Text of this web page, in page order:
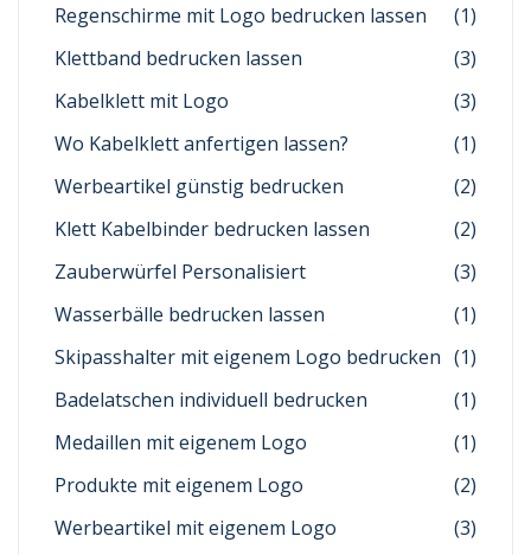
Regenschirme mit Logo bedrucken lassen
(1)
Klettband bedrucken lassen
(3)
Kabelklett mit Logo
(3)
Wo Kabelklett anfertigen lassen?
(1)
Werbeartikel günstig bedrucken
(2)
Klett Kabelbinder bedrucken lassen
(2)
Zauberwürfel Personalisiert
(3)
Wasserbälle bedrucken lassen
(1)
Skipasshalter mit eigenem Logo bedrucken (1)
Badelatschen individuell bedrucken
(1)
Medaillen mit eigenem Logo
(1)
Produkte mit eigenem Logo
(2)
Werbeartikel mit eigenem Logo
(3)